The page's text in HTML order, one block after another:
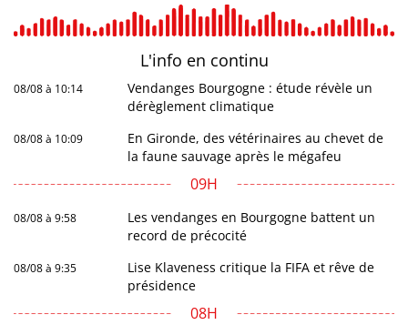
L'info en continu
08/08 à 10:14
Vendanges Bourgogne : étude révèle un
dérèglement climatique
08/08 à 10:09
En Gironde, des vétérinaires au chevet de
la faune sauvage après le mégafeu
09H
08/08 à 9:58
Les vendanges en Bourgogne battent un
record de précocité
08/08 à 9:35
Lise Klaveness critique la FIFA et rêve de
présidence
08H